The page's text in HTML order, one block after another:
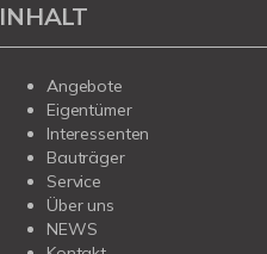
INHALT
Angebote
Eigentümer
Interessenten
Bauträger
Service
Über uns
NEWS